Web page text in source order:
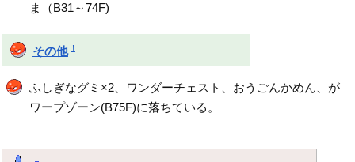
ま（B31～74F)
その他 †
ふしぎなグミ×2、ワンダーチェスト、おうごんかめん、が
ワープゾーン(B75F)に落ちている。